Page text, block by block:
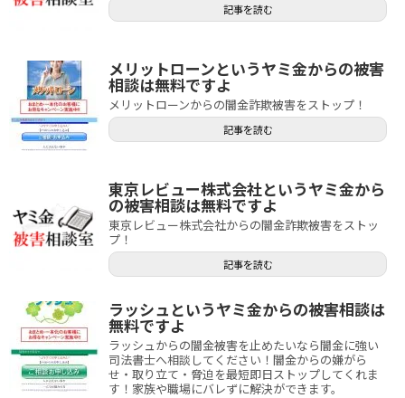
記事を読む
メリットローンというヤミ金からの被害
相談は無料ですよ
メリットローンからの闇金詐欺被害をストップ！
記事を読む
東京レビュー株式会社というヤミ金から
の被害相談は無料ですよ
東京レビュー株式会社からの闇金詐欺被害をストッ
プ！
記事を読む
ラッシュというヤミ金からの被害相談は
無料ですよ
ラッシュからの闇金被害を止めたいなら闇金に強い
司法書士へ相談してください！闇金からの嫌がら
せ・取り立て・脅迫を最短即日ストップしてくれま
す！家族や職場にバレずに解決ができます。